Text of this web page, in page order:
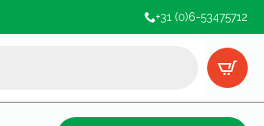
+31 (0)6-53475712